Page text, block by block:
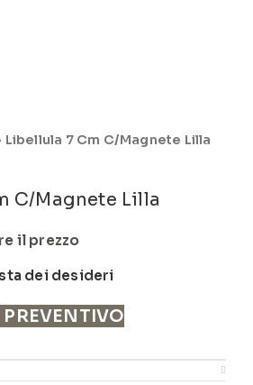
Libellula 7 Cm C/Magnete Lilla
C/Magnete Lilla
il prezzo
dei desideri